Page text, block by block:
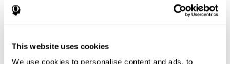
This website uses cookies
We use cookies to personalise content and ads, to